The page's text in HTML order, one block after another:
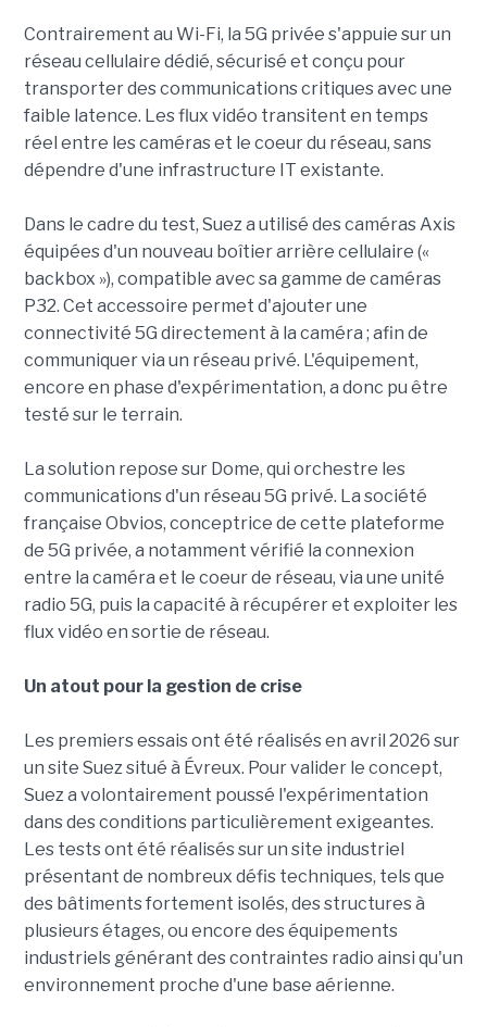
Contrairement au Wi-Fi, la 5G privée s'appuie sur un
réseau cellulaire dédié, sécurisé et conçu pour
transporter des communications critiques avec une
faible latence. Les flux vidéo transitent en temps
réel entre les caméras et le coeur du réseau, sans
dépendre d'une infrastructure IT existante.
Dans le cadre du test, Suez a utilisé des caméras Axis
équipées d'un nouveau boîtier arrière cellulaire («
backbox »), compatible avec sa gamme de caméras
P32. Cet accessoire permet d'ajouter une
connectivité 5G directement à la caméra ; afin de
communiquer via un réseau privé. L'équipement,
encore en phase d'expérimentation, a donc pu être
testé sur le terrain.
La solution repose sur Dome, qui orchestre les
communications d'un réseau 5G privé. La société
française Obvios, conceptrice de cette plateforme
de 5G privée, a notamment vérifié la connexion
entre la caméra et le coeur de réseau, via une unité
radio 5G, puis la capacité à récupérer et exploiter les
flux vidéo en sortie de réseau.
Un atout pour la gestion de crise
Les premiers essais ont été réalisés en avril 2026 sur
un site Suez situé à Évreux. Pour valider le concept,
Suez a volontairement poussé l'expérimentation
dans des conditions particulièrement exigeantes.
Les tests ont été réalisés sur un site industriel
présentant de nombreux défis techniques, tels que
des bâtiments fortement isolés, des structures à
plusieurs étages, ou encore des équipements
industriels générant des contraintes radio ainsi qu'un
environnement proche d'une base aérienne.